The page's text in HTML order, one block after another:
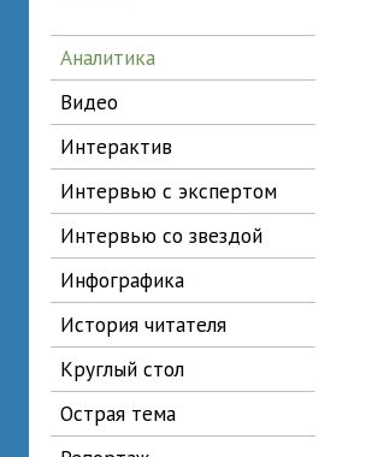
аналитика
видео
интерактив
интервью с экспертом
интервью со звездой
инфографика
история читателя
круглый стол
острая тема